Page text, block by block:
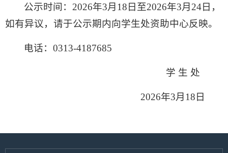
公示时间：2026年3月18日至2026年3月24日，
如有异议，请于公示期内向学生处资助中心反映。
电话：0313-4187685
学 生 处
2026年3月18日